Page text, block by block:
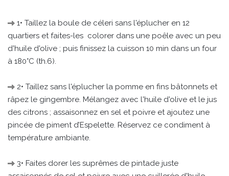
1• Taillez la boule de céleri sans l'éplucher en 12
quartiers et faites-les colorer dans une poêle avec un peu
d'huile d'olive ; puis finissez la cuisson 10 min dans un four
à 180°C (th.6).
2• Taillez sans l'éplucher la pomme en fins bâtonnets et
râpez le gingembre. Mélangez avec l'huile d'olive et le jus
des citrons ; assaisonnez en sel et poivre et ajoutez une
pincée de piment d’Espelette. Réservez ce condiment à
température ambiante.
3• Faites dorer les suprêmes de pintade juste